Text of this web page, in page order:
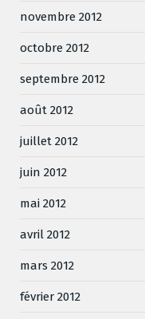
novembre 2012
octobre 2012
septembre 2012
août 2012
juillet 2012
juin 2012
mai 2012
avril 2012
mars 2012
février 2012